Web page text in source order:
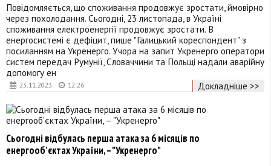
23.11.2023 12:26
Повідомляється, що споживання продовжує зростати, ймовірно
через похолодання. Сьогодні, 23 листопада, в Україні
споживання електроенергії продовжує зростати. В
енергосистемі є дефіцит, пише "Галицький кореспондент" з
посиланням на Укренерго. Учора на запит Укренерго оператори
систем передач Румунії, Словаччини та Польщі надали аварійну
допомогу ен
Докладніше >>
Сьогодні відбулась перша атака за 6 місяців по
енергообʼєктах України, – "Укренерго"